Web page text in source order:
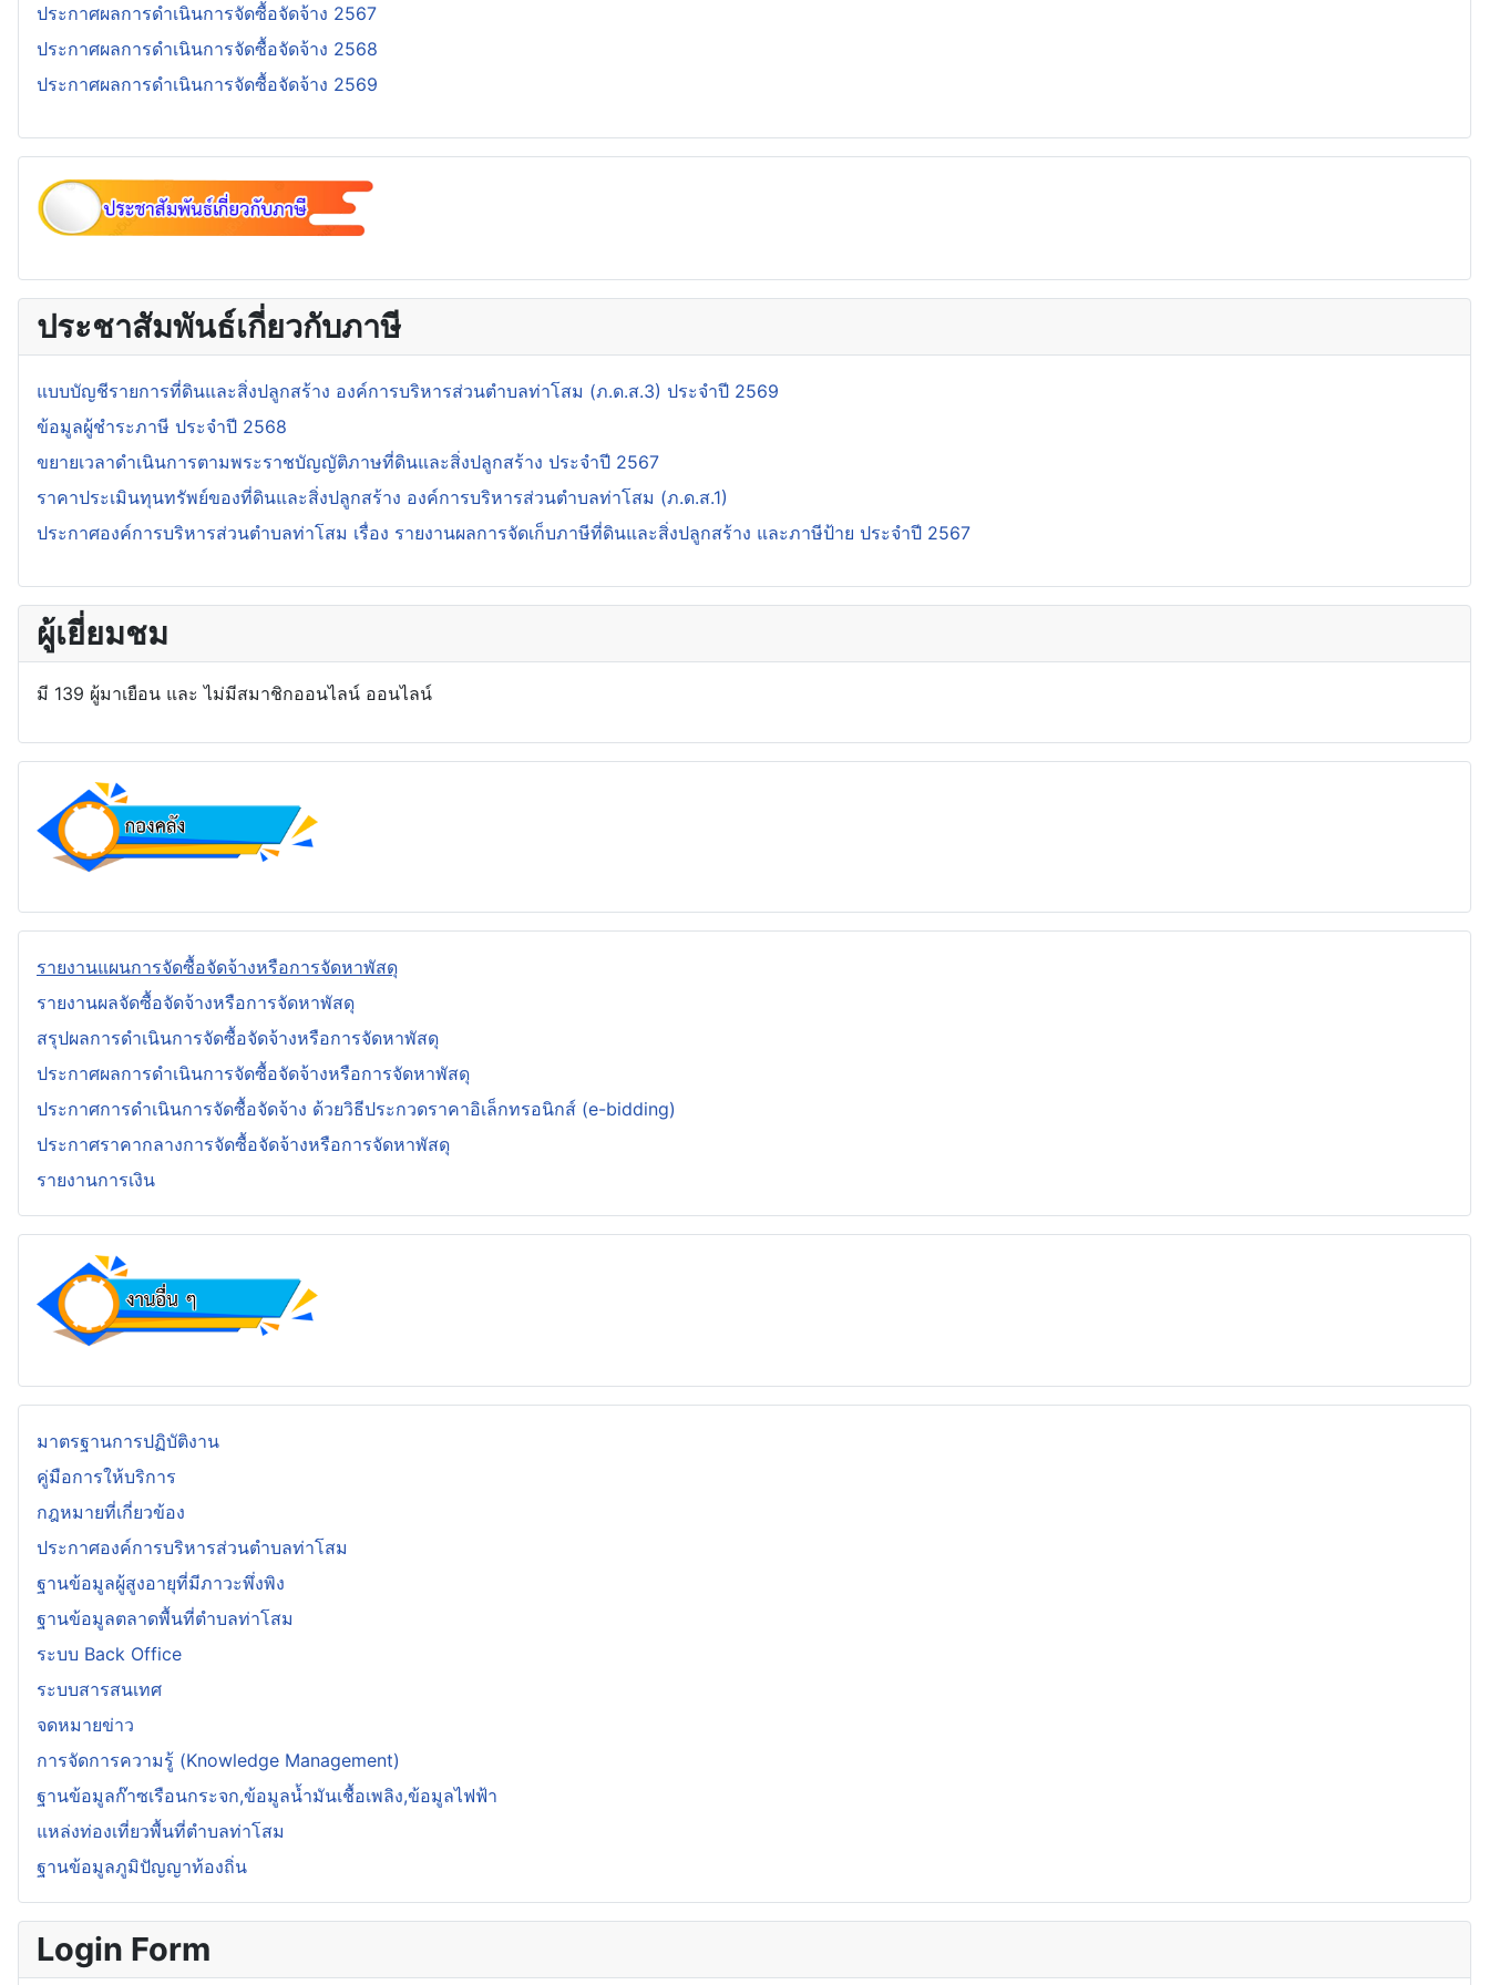
ประกาศผลการดำเนินการจัดซื้อจัดจ้าง 2567
ประกาศผลการดำเนินการจัดซื้อจัดจ้าง 2568
ประกาศผลการดำเนินการจัดซื้อจัดจ้าง 2569
ประชาสัมพันธ์เกี่ยวกับภาษี
แบบบัญชีรายการที่ดินและสิ่งปลูกสร้าง องค์การบริหารส่วนตำบลท่าโสม (ภ.ด.ส.3) ประจำปี 2569
ข้อมูลผู้ชำระภาษี ประจำปี 2568
ขยายเวลาดำเนินการตามพระราชบัญญัติภาษที่ดินและสิ่งปลูกสร้าง ประจำปี 2567
ราคาประเมินทุนทรัพย์ของที่ดินและสิ่งปลูกสร้าง องค์การบริหารส่วนตำบลท่าโสม (ภ.ด.ส.1)
ประกาศองค์การบริหารส่วนตำบลท่าโสม เรื่อง รายงานผลการจัดเก็บภาษีที่ดินและสิ่งปลูกสร้าง และภาษีป้าย ประจำปี 2567
ผู้เยี่ยมชม
มี 139 ผู้มาเยือน และ ไม่มีสมาชิกออนไลน์ ออนไลน์
รายงานแผนการจัดซื้อจัดจ้างหรือการจัดหาพัสดุ
รายงานผลจัดซื้อจัดจ้างหรือการจัดหาพัสดุ
สรุปผลการดำเนินการจัดซื้อจัดจ้างหรือการจัดหาพัสดุ
ประกาศผลการดำเนินการจัดซื้อจัดจ้างหรือการจัดหาพัสดุ
ประกาศการดำเนินการจัดซื้อจัดจ้าง ด้วยวิธีประกวดราคาอิเล็กทรอนิกส์ (e-bidding)
ประกาศราคากลางการจัดซื้อจัดจ้างหรือการจัดหาพัสดุ
รายงานการเงิน
มาตรฐานการปฏิบัติงาน
คู่มือการให้บริการ
กฎหมายที่เกี่ยวข้อง
ประกาศองค์การบริหารส่วนตำบลท่าโสม
ฐานข้อมูลผู้สูงอายุที่มีภาวะพึ่งพิง
ฐานข้อมูลตลาดพื้นที่ตำบลท่าโสม
ระบบ Back Office
ระบบสารสนเทศ
จดหมายข่าว
การจัดการความรู้ (Knowledge Management)
ฐานข้อมูลก๊าซเรือนกระจก,ข้อมูลน้ำมันเชื้อเพลิง,ข้อมูลไฟฟ้า
แหล่งท่องเที่ยวพื้นที่ตำบลท่าโสม
ฐานข้อมูลภูมิปัญญาท้องถิ่น
Login Form